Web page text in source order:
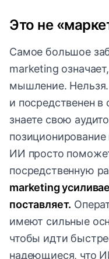
Это не
Самое большое
marketing
мышление.
и посредственен
знаете свою
ИИ просто
посредственную
marketing
поставляет.
имеют сильные
чтобы идти
надеющиеся, что